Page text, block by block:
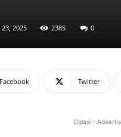
2025 2385 0
Facebook Twitter
Oglasi -